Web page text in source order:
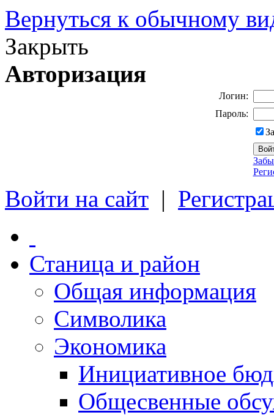
Вернуться к обычному
Закрыть
Авторизация
Логин:
Пароль:
Войти на сайт |
Станица и район
Общая информация
Символика
Экономика
Инициативное
Общесвенные